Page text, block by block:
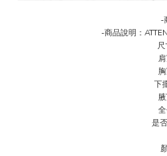
-
-商品說明：
下
是